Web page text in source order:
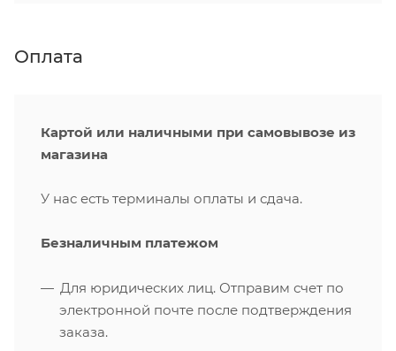
Оплата
Картой или наличными при самовывозе из
магазина
У нас есть терминалы оплаты и сдача.
Безналичным платежом
Для юридических лиц. Отправим счет по
электронной почте после подтверждения
заказа.